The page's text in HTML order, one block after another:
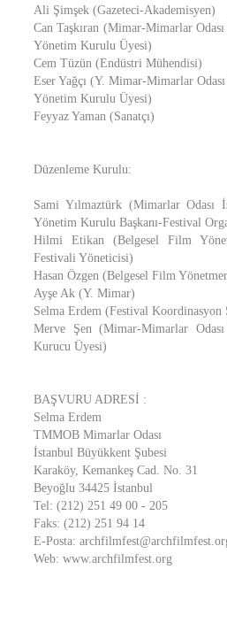
Ali Şimşek (Gazeteci-Akademisyen)
Can Taşkıran (Mimar-Mimarlar
Yönetim Kurulu Üyesi)
Cem Tüzün (Endüstri Mühendisi)
Eser Yağçı (Y. Mimar-Mimarlar
Yönetim Kurulu Üyesi)
Feyyaz Yaman (Sanatçı)
Düzenleme Kurulu:
Sami Yılmaztürk (Mimarlar Odası
Yönetim Kurulu Başkanı-Festival
Hilmi Etikan (Belgesel Film
Festivali Yöneticisi)
Hasan Özgen (Belgesel Film
Ayşe Ak (Y. Mimar)
Selma Erdem (Festival Koordinasyon
Merve Şen (Mimar-Mimarlar
Kurucu Üyesi)
BAŞVURU ADRESİ :
Selma Erdem
TMMOB Mimarlar Odası
İstanbul Büyükkent Şubesi
Karaköy, Kemankeş Cad. No. 31
Beyoğlu 34425 İstanbul
Tel: (212) 251 49 00 - 205
Faks: (212) 251 94 14
E-Posta:
Web: www.archfilmfest.org